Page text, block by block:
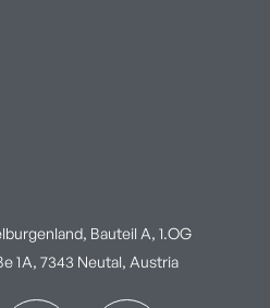
Bauteil A, 1.OG
1A, 7343 Neutal, Austria